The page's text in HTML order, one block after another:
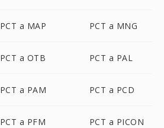
PCT a MAP PCT a MNG
PCT a OTB PCT a PAL
PCT a PAM PCT a PCD
PCT a PFM PCT a PICON